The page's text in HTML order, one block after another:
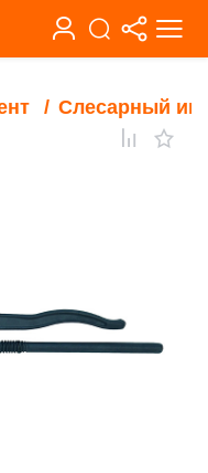
Слесарный